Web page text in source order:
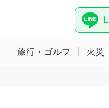
旅行・ゴルフ 火災